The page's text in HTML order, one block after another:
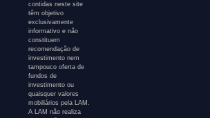
contidas neste site
têm objetivo
exclusivamente
informativo e não
constituem
recomendação de
investimento nem
tampouco oferta de
fundos de
investimento ou
quaisquer valores
mobiliários pela LAM.
A LAM não realiza